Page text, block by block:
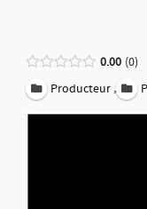
0.00 0
Producteur ,